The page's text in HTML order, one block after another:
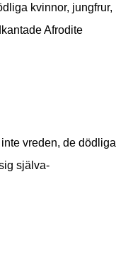
kvinnor, jungfrur,
Afrodite
vreden, de
själva-